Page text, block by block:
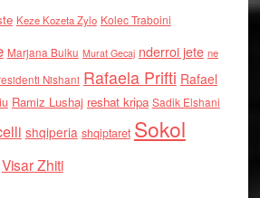
Keze Kozeta Zylo Kolec Traboini
Marjana Bulku Murat Gecaj nderroi jete ne
Nishani Rafaela Prifti Rafael
Ramiz Lushaj reshat kripa Sadik Elshani
shqiperia shqiptaret Sokol
Visar Zhiti